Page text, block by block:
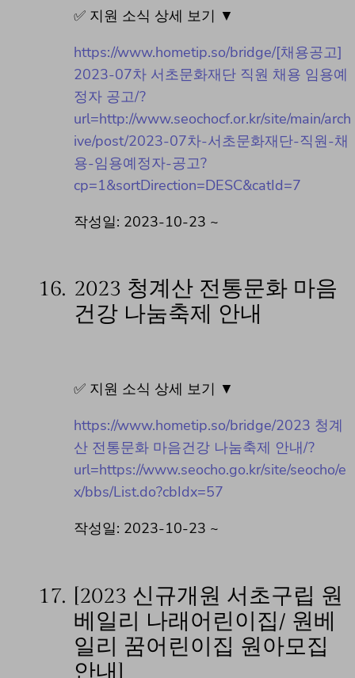
✅ 지원 소식 상세 보기 ▼
https://www.hometip.so/bridge/[채용공고]
2023-07차 서초문화재단 직원 채용 임용예
정자 공고/?
url=http://www.seochocf.or.kr/site/main/arch
ive/post/2023-07차-서초문화재단-직원-채
용-임용예정자-공고?
cp=1&sortDirection=DESC&catId=7
작성일: 2023-10-23 ~
16. 2023 청계산 전통문화 마음
건강 나눔축제 안내
✅ 지원 소식 상세 보기 ▼
https://www.hometip.so/bridge/2023 청계
산 전통문화 마음건강 나눔축제 안내/?
url=https://www.seocho.go.kr/site/seocho/e
x/bbs/List.do?cbIdx=57
작성일: 2023-10-23 ~
17. [2023 신규개원 서초구립 원
베일리 나래어린이집/ 원베
일리 꿈어린이집 원아모집
안내]